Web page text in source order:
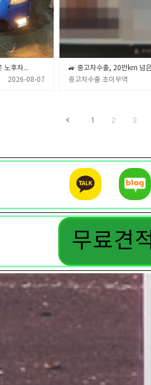
🚙💨 중고차수출, 20만km 넘은 노후차·폐차 직전 차량 제값 받고 파는 확실한 노하우 🎯✨ (중고차수출 초이무역)
2026-08-07
중고차수출 초이무역
1 2 3
무료견